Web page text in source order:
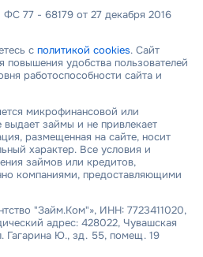
77 - 68179 от 27 декабря 2016
с политикой cookies. Сайт
повышения удобства пользователей
работоспособности сайта и
микрофинансовой или
займы и не привлекает
размещенная на сайте, носит
характер. Все условия и
займов или кредитов,
компаниями, предоставляющими
"Займ.Ком"», ИНН: 7723411020,
адрес: 428022, Чувашская
Гагарина Ю., зд. 55, помещ. 19